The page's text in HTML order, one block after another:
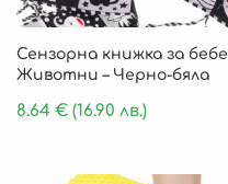
Сензорна книжка за бебе
Животни – Черно-бяла
8.64 € (16.90 лв.)